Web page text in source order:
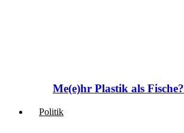
Me(e)hr Plastik als Fische?
Politik